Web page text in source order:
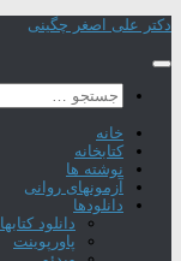
Skip
content
دکتر علی اصغر چگینی
جستجو
برای:
خانه
کتابخانه
نوشته ها
آزمونهای روانی
دانلودها
دانلود
پاورپوینت